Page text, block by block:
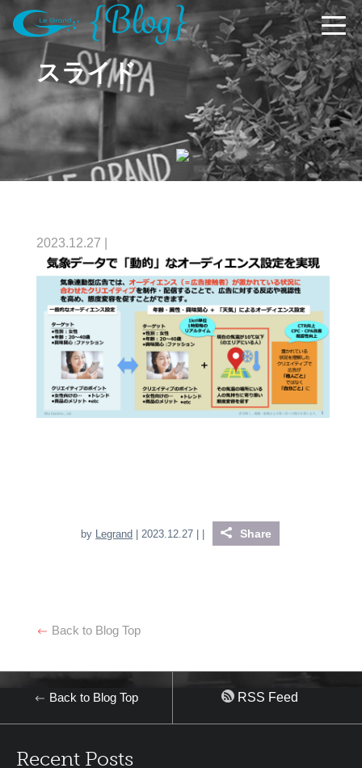
スライド
2023.12.27
by Legrand | 2023.12.27 | Share
Back to Blog Top
Back to Blog Top RSS Feed
Recent Posts